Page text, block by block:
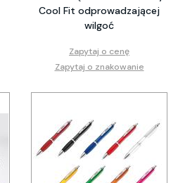
Cool Fit odprowadzającej
wilgoć
Zapytaj o cenę
Zapytaj o znakowanie